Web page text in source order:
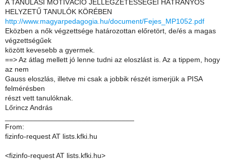
A TANULÁSI MOTIVÁCIÓ JELLEGZETESSÉGEI HÁTRÁNYOS
HELYZETŰ TANULÓK KÖRÉBEN
http://www.magyarpedagogia.hu/document/Fejes_MP1052.pdf
Eközben a nők végzettsége határozottan előretört, de/és a magas
végzettségűek
között kevesebb a gyermek.
==> Az átlag mellett jó lenne tudni az eloszlást is. Az a tippem, hogy
az nem
Gauss eloszlás, illetve mi csak a jobbik részét ismerjük a PISA
felmérésben
részt vett tanulóknak.
Lőrincz András
From:
fizinfo-request AT lists.kfki.hu
<fizinfo-request AT lists.kfki.hu>